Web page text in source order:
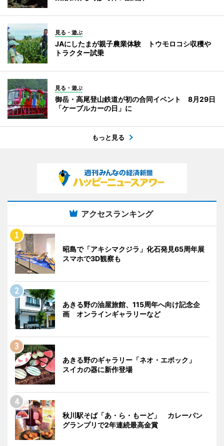
見る・遊ぶ
JAにしたまが親子農業体験 トウモロコシ収穫や
トラクター試乗
見る・遊ぶ
御岳・高尾登山鉄道が初の合同イベント 8月29日
「ケーブルカーの日」に
もっと見る
アクセスランキング
昭島で「アキシマクジラ」化石発見65周年展
スマホで3D観察も
あきる野の油屋旅館、115周年へ向け記念企
画 オンラインギャラリーなど
あきる野のギャラリー「ネオ・エポック」
スイカの器に新作登場
秋川駅そば「あ・ら・もーど」 カレーパン
グランプリで2年連続最高金賞